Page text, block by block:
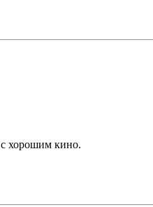
с хорошим кино.